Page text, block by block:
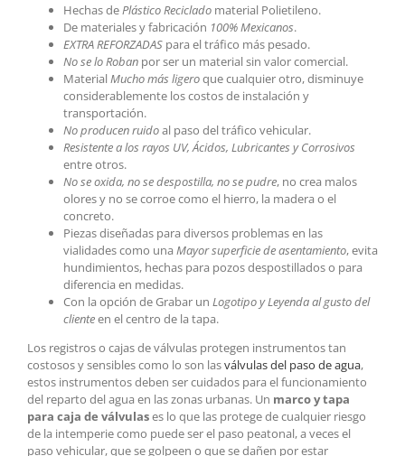
Los registros o cajas de válvulas protegen instrumentos tan
costosos y sensibles como lo son lasválvulas del paso de agua,
estos instrumentos deben ser cuidados para el funcionamiento
del reparto del agua en las zonas urbanas. Un marco y tapa
para caja de válvulases lo que las protege de cualquier riesgo
de la intemperie como puede ser el paso peatonal, a veces el
paso vehicular, que se golpeen o que se dañen por estar
Hechas dePlástico Reciclado material Polietileno.
De materiales y fabricación 100% Mexicanos.
EXTRA REFORZADAS para el tráfico más pesado.
No se lo Roban por ser un material sin valor comercial.
MaterialMucho más ligeroque cualquier otro, disminuye
considerablemente los costos de instalación y
transportación.
No producen ruidoal paso del tráfico vehicular.
Resistente a los rayos UV, Ácidos, Lubricantes y Corrosivos
entre otros.
No se oxida, no se despostilla, no se pudre, no crea malos
olores y no se corroe como el hierro, la madera o el
concreto.
Piezas diseñadas para diversos problemas en las
vialidades como una Mayor superficie de asentamiento, evita
hundimientos, hechas para pozos despostillados o para
diferencia en medidas.
Con la opción de Grabar un Logotipo y Leyenda al gusto del
clienteen el centro de la tapa.